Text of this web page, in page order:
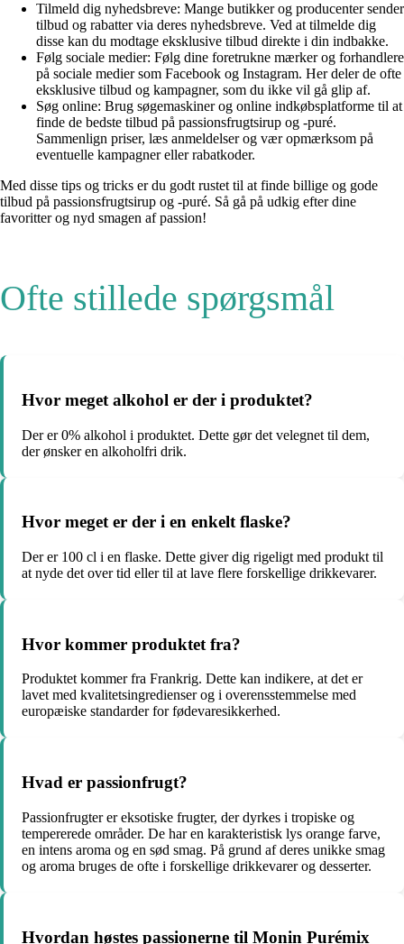
Tilmeld dig nyhedsbreve: Mange butikker og producenter sender
tilbud og rabatter via deres nyhedsbreve. Ved at tilmelde dig
disse kan du modtage eksklusive tilbud direkte i din indbakke.
Følg sociale medier: Følg dine foretrukne mærker og forhandlere
på sociale medier som Facebook og Instagram. Her deler de ofte
eksklusive tilbud og kampagner, som du ikke vil gå glip af.
Søg online: Brug søgemaskiner og online indkøbsplatforme til at
finde de bedste tilbud på passionsfrugtsirup og -puré.
Sammenlign priser, læs anmeldelser og vær opmærksom på
eventuelle kampagner eller rabatkoder.
Med disse tips og tricks er du godt rustet til at finde billige og gode
tilbud på passionsfrugtsirup og -puré. Så gå på udkig efter dine
favoritter og nyd smagen af passion!
Ofte stillede spørgsmål
Hvor meget alkohol er der i produktet?
Der er 0% alkohol i produktet. Dette gør det velegnet til dem,
der ønsker en alkoholfri drik.
Hvor meget er der i en enkelt flaske?
Der er 100 cl i en flaske. Dette giver dig rigeligt med produkt til
at nyde det over tid eller til at lave flere forskellige drikkevarer.
Hvor kommer produktet fra?
Produktet kommer fra Frankrig. Dette kan indikere, at det er
lavet med kvalitetsingredienser og i overensstemmelse med
europæiske standarder for fødevaresikkerhed.
Hvad er passionfrugt?
Passionfrugter er eksotiske frugter, der dyrkes i tropiske og
tempererede områder. De har en karakteristisk lys orange farve,
en intens aroma og en sød smag. På grund af deres unikke smag
og aroma bruges de ofte i forskellige drikkevarer og desserter.
Hvordan høstes passionerne til Monin Purémix